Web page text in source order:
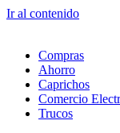
Ir al contenido
Compras
Ahorro
Caprichos
Comercio
Trucos